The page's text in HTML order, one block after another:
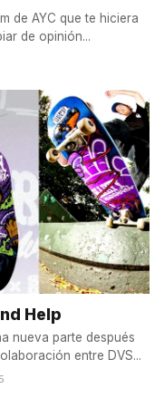
de AYC que te hiciera
de opinión...
Help
nueva parte después
entre DVS...